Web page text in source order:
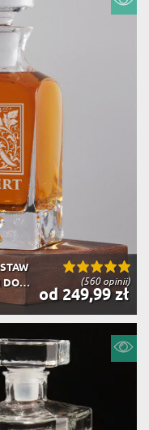
(560 opinii)
DO
od 249,99 zł